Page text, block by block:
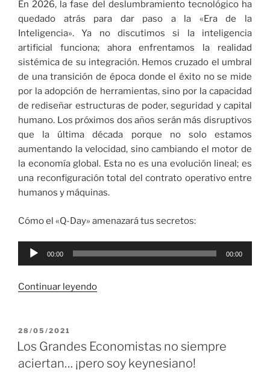
En 2026, la fase del deslumbramiento tecnológico ha
quedado atrás para dar paso a la «Era de la
Inteligencia». Ya no discutimos si la inteligencia
artificial funciona; ahora enfrentamos la realidad
sistémica de su integración. Hemos cruzado el umbral
de una transición de época donde el éxito no se mide
por la adopción de herramientas, sino por la capacidad
de rediseñar estructuras de poder, seguridad y capital
humano. Los próximos dos años serán más disruptivos
que la última década porque no solo estamos
aumentando la velocidad, sino cambiando el motor de
la economía global. Esta no es una evolución lineal; es
una reconfiguración total del contrato operativo entre
humanos y máquinas.
Cómo el «Q-Day» amenazará tus secretos:
Reproductor
00:00 00:00
Continuar leyendo«
de
la
PUBLICADO
EL
28/05/2021
Los Grandes Economistas no siempre
aciertan… ¡pero soy keynesiano!